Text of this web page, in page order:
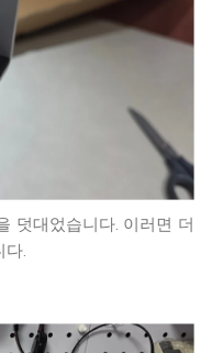
덧대었습니다. 이러면 더
다.